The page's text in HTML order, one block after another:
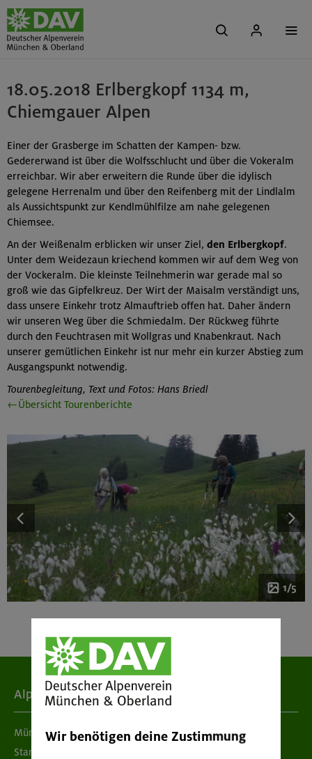
18.05.2018 Erlbergkopf 1134 m,
Chiemgauer Alpen
Einer der Grasberge im Schatten der Kampen- bzw.
Gedererwand ist über die Wolfsschlucht und über die Vokeralm
erreichbar. Wir aber erweitern die Runde über die idylisch
gelegene Herrenalm und über den Reifenberg mit der Lindlalm
als Aussichtspunkt zur Kendlmühlfilze am nahe gelegenen
Chiemsee.
An der Weißenalm erblicken wir unser Ziel, den Erlbergkopf.
Unter dem Weidezaun kriechend kommen wir auf dem Weg von
der Vockeralm. Die kleinste Teilnehmerin war gerade mal so
groß wie das Gipfelkreuz. Der Wirt der Maisalm verständigt uns,
dass unsere Einkehr trotz Almauftrieb offen hat. Daher ändern
wir unseren Weg über die Schmiedalm. Der Rückweg führte
durch den Feuchtrasen mit Wollgras und Knabenkraut. Nach
unserer gemütlichen Einkehr ist nur mehr ein kurzer Abstieg zum
Ausgangspunkt notwendig.
Tourenbegleitung, Text und Fotos: Hans Briedl
←Übersicht Tourenberichte
1/5
Alpenverein
München & Oberland
Standorte
Wir benötigen deine Zustimmung